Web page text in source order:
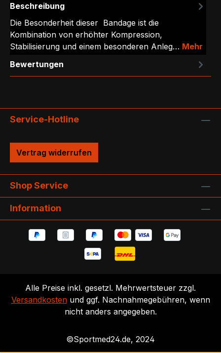
Beschreibung
Die Besonderheit dieser Bandage ist die
Kombination von erhöhter Kompression,
Stabilisierung und einem besonderen Anleg… Mehr
Bewertungen
Service-Hotline
Vertrag widerrufen
Shop Service
Information
Alle Preise inkl. gesetzl. Mehrwertsteuer zzgl.
Versandkosten und ggf. Nachnahmegebühren, wenn
nicht anders angegeben.
©Sportmed24.de, 2024